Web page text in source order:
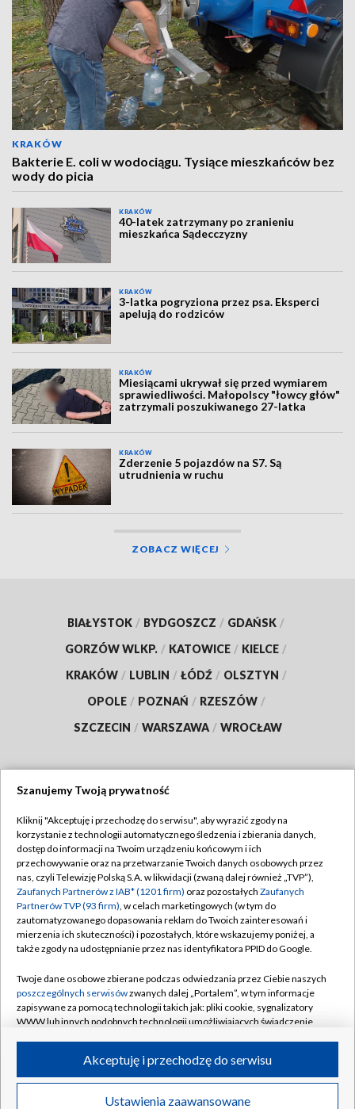
KRAKÓW
Bakterie E. coli w wodociągu. Tysiące mieszkańców bez
wody do picia
KRAKÓW
40-latek zatrzymany po zranieniu
mieszkańca Sądecczyzny
KRAKÓW
3-latka pogryziona przez psa. Eksperci
apelują do rodziców
KRAKÓW
Miesiącami ukrywał się przed wymiarem
sprawiedliwości. Małopolscy "łowcy głów"
zatrzymali poszukiwanego 27-latka
KRAKÓW
Zderzenie 5 pojazdów na S7. Są
utrudnienia w ruchu
ZOBACZ WIĘCEJ
BIAŁYSTOK / BYDGOSZCZ / GDAŃSK /
GORZÓW WLKP. / KATOWICE / KIELCE /
KRAKÓW / LUBLIN / ŁÓDŹ / OLSZTYN /
OPOLE / POZNAŃ / RZESZÓW /
SZCZECIN / WARSZAWA / WROCŁAW
TVP
Abonament TVP
Emisja w TVP
Centrum informacji TVP
Naziemna Telewizja Cyfrowa
Rada Programowa
System NOS
Informacje o nadawcy
Program dla prasy
Regulamin TVP
Polityka prywatności
Moje zgody
Pomoc
Kontakt
Kanały
©2026 Telewizja Polska S.A. w likwidacji
Szanujemy Twoją prywatność
Kliknij "Akceptuję i przechodzę do serwisu", aby wyrazić zgody na
korzystanie z technologii automatycznego śledzenia i zbierania danych,
dostęp do informacji na Twoim urządzeniu końcowym i ich
przechowywanie oraz na przetwarzanie Twoich danych osobowych przez
nas, czyli Telewizję Polską S.A. w likwidacji (zwaną dalej również „TVP”),
Zaufanych Partnerów z IAB* (1201 firm) oraz pozostałych Zaufanych
Partnerów TVP (93 firm), w celach marketingowych (w tym do
zautomatyzowanego dopasowania reklam do Twoich zainteresowań i
mierzenia ich skuteczności) i pozostałych, które wskazujemy poniżej, a
także zgody na udostępnianie przez nas identyfikatora PPID do Google.
Twoje dane osobowe zbierane podczas odwiedzania przez Ciebie naszych
poszczególnych serwisówzwanych dalej „Portalem”, w tym informacje
zapisywane za pomocą technologii takich jak: pliki cookie, sygnalizatory
WWW lub innych podobnych technologii umożliwiających świadczenie
ruchu w Internecie.
Twoje dane osobowe zbierane podczas odwiedzania przez Ciebie
Ustawienia zaawansowane
Akceptuję i przechodzę do serwisu